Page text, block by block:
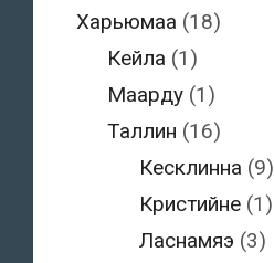
Харьюмаа (18)
Кейла (1)
Маарду (1)
Таллин (16)
Кесклинна (9)
Кристийне(1)
Ласнамяэ (3)